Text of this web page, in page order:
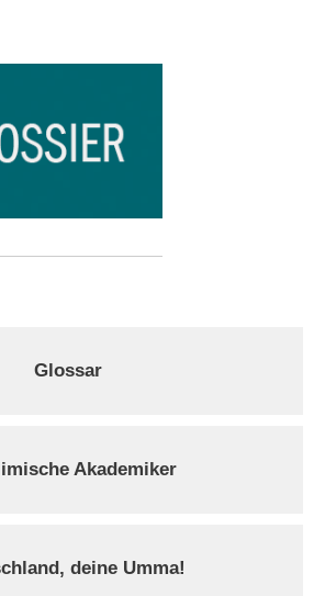
Glossar
Akademiker
deine Umma!